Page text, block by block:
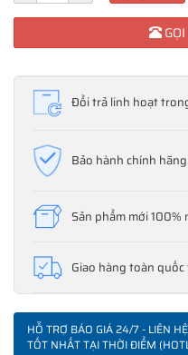
Đổi trả linh hoạt
Bảo hành chính
Sản phẩm mới 100%
Giao hàng toàn
HỖ TRỢ BÁO GIÁ 24/7 - LIÊN
TỐT NHẤT TẠI THỜI ĐIỂM